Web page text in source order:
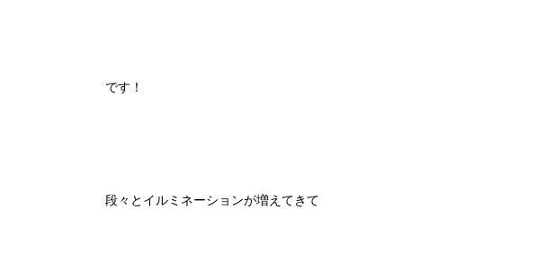
です！
段々とイルミネーションが増えてきて